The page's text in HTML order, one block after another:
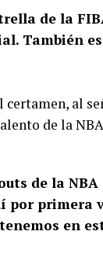
de la
También
al
de la
de la
por primera
en